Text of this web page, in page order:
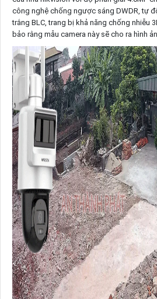
công nghệ chống ngược sáng DWDR, tự
trắng BLC, trang bị khả năng chống nhiễu
bảo rằng mẫu camera này sẽ cho ra hình